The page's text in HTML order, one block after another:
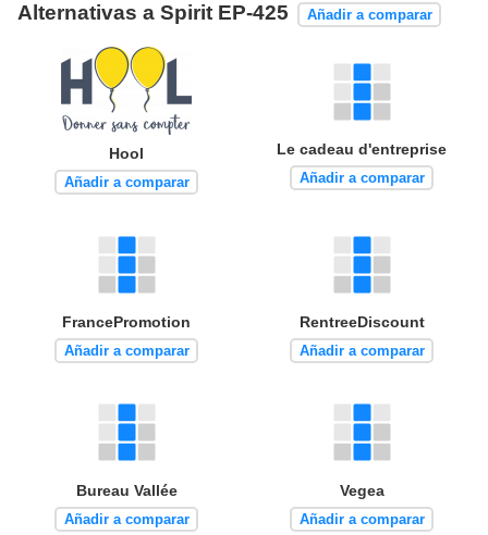
Alternativas a Spirit EP-425 Añadir a comparar
Hool
Añadir a comparar
Le cadeau d'entreprise
Añadir a comparar
FrancePromotion
Añadir a comparar
RentreeDiscount
Añadir a comparar
Bureau Vallée
Añadir a comparar
Vegea
Añadir a comparar